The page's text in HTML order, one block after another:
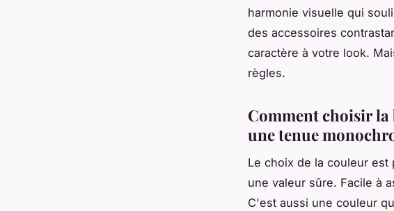
harmonie visuelle qui
des accessoires
caractère à votre look.
règles.
Comment choisir
une tenue
Le choix de la couleur
une valeur sûre. Facile à
C'est aussi une couleur